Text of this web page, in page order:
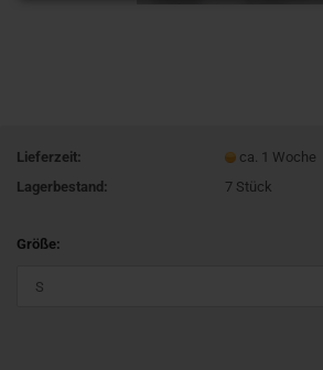
Lieferzeit: ca. 1 Woche
Lagerbestand: 7 Stück
Größe: